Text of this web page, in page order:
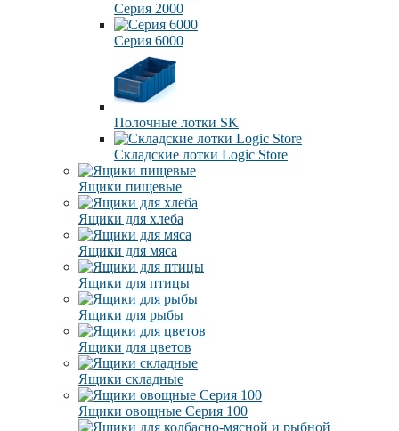
Серия 2000
Серия 6000
Полочные лотки SK
Складские лотки Logic Store
Ящики пищевые
Ящики для хлеба
Ящики для мяса
Ящики для птицы
Ящики для рыбы
Ящики для цветов
Ящики складные
Ящики овощные Серия 100